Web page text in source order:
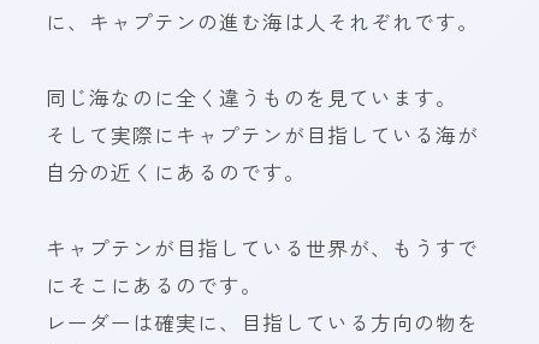
に、キャプテンの進む海は人それぞれです。
同じ海なのに全く違うものを見ています。
そして実際にキャプテンが目指している海が
自分の近くにあるのです。
キャプテンが目指している世界が、もうすで
にそこにあるのです。
レーダーは確実に、目指している方向の物を